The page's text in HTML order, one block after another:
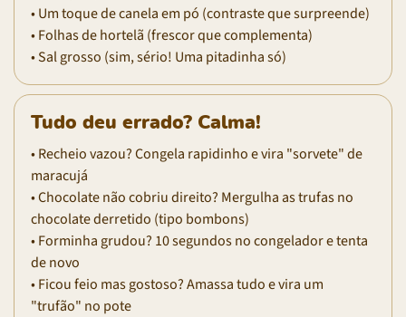
• Um toque de canela em pó (contraste que surpreende)
• Folhas de hortelã (frescor que complementa)
• Sal grosso (sim, sério! Uma pitadinha só)
Tudo deu errado? Calma!
• Recheio vazou? Congela rapidinho e vira "sorvete" de
maracujá
• Chocolate não cobriu direito? Mergulha as trufas no
chocolate derretido (tipo bombons)
• Forminha grudou? 10 segundos no congelador e tenta
de novo
• Ficou feio mas gostoso? Amassa tudo e vira um
"trufão" no pote